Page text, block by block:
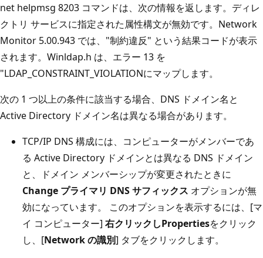
net helpmsg 8203 コマンドは、次の情報を返します。ディレ
クトリ サービスに指定された属性構文が無効です。Network
Monitor 5.00.943 では、"制約違反" という結果コードが表示
されます。Winldap.h は、エラー 13 を
"LDAP_CONSTRAINT_VIOLATIONにマップします。
次の 1 つ以上の条件に該当する場合、DNS ドメイン名と
Active Directory ドメイン名は異なる場合があります。
TCP/IP DNS 構成には、コンピューターがメンバーであ
る Active Directory ドメインとは異なる DNS ドメイン
と、ドメイン メンバーシップが変更されたときに
Change プライマリ DNS サフィックス オプションが無
効になっています。 このオプションを表示するには、[マ
イ コンピューター] 右クリックしPropertiesをクリック
し、[Network の識別] タブをクリックします。